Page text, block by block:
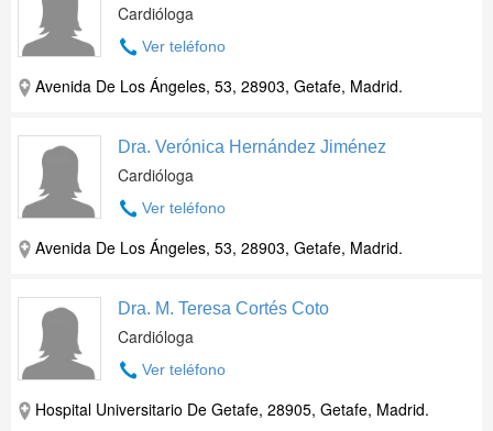
Cardióloga
Ver teléfono
Avenida De Los Ángeles, 53, 28903, Getafe, Madrid.
Dra. Verónica Hernández Jiménez
Cardióloga
Ver teléfono
Avenida De Los Ángeles, 53, 28903, Getafe, Madrid.
Dra. M. Teresa Cortés Coto
Cardióloga
Ver teléfono
Hospital Universitario De Getafe, 28905, Getafe, Madrid.